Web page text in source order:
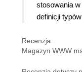
stosowania
definicji
Recenzja:
Magazyn WWW